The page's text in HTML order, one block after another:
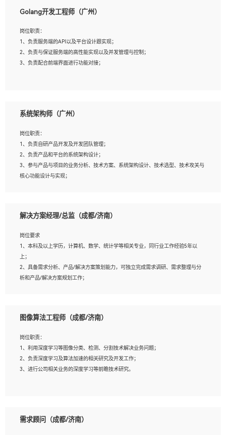
2、熟悉PostgreSQL、redis、MongoDB、ElasticSearch等开源数据库运维管理，拥
3、熟悉Oracle、MySQL、SQLServer中一种或多种优先。
4、熟悉Hadoop、HBASE、Spark等大数据平台优先。
5、熟悉linux或任意一种unix操作系统，如有较强操作系统侧工作经验者优先。
6、具备丰富的项目实施经验，较强的自我学习能力。
Golang开发工程师（广州）
岗位职责：
1、负责服务端的API以及平台设计跟实现；
2、负责与保证服务端的高性能实现以及并发管理与控制；
3、负责配合前端界面进行功能对接；
2、1年以上Golang开发工作经验，能独立完成相应项目开发；
与实现，熟悉常用开源框架及设计模式；
4、熟悉Golang、连接池、消息队列等组件使用、熟悉后端开发、测试、调试流程跟
工具使用；
5、对技术有激情，喜欢钻研，能快速接受和掌握新技术，学习能力和工作责任心
强，良好的沟通表达能力和团队协作能力。
系统架构师（广州）
岗位职责：
1、负责自研产品开发及开发团队管理；
2、负责产品和平台的系统架构设计；
3、参与产品与项目的业务分析、技术方案、系统架构设计、技术选型、技术攻关与
核心功能设计与实现；
岗位要求：
1、全日制统招本科及以上学历，计算机相关专业毕业，5年以上开发工作经验；
2、具有扎实的java编程功底和良好的编码习惯，有分布式、多线程及高并发系统开
发经验和性能调优经验尤佳；熟悉JVM调优；掌握基础中间件、基础架构方案和云
平台、云产品功能特性，熟练使用相关平台的功能和了解其背后实现机制；
研发管理流程建设经验；
常用框架和技术Springboot、Shiro、springcloud等；熟悉Linux常用命令和了解常
用脚本语言，较丰富的线上系统运维经验，复杂问题排查思路清晰。
解决方案经理/总监（成都/济南）
岗位要求
1、本科及以上学历，计算机、数学、统计学等相关专业，同行业工作经验5年以
上；
2、具备需求分析、产品/解决方案策划能力，可独立完成需求调研、需求整理与分
析和产品/解决方案规划工作；
出相关的解决方案，包括视频分析、图像识别、NLP、OCR、机器学习等；
AI算法框架，对人脸识别、目标检测、图像识别、OCR、NLP等AI算法有深刻理
解。具有AI平台级产品/解决方案从业经验者优先。具有大数据技术背景者优先；
6、具备良好的客户意识与沟通能力，善于学习思考、创新与团队协作，认真负责、
执行力与抗压力强。
图像算法工程师（成都/济南）
岗位职责：
1、利用深度学习等图像分类、检测、分割技术解决业务问题；
2、负责深度学习及算法加速的相关研究及开发工作；
3、进行公司相关业务的深度学习等前瞻技术研究。
2、2年以上图像处理开发经验，熟悉python和spark开发；
需求顾问（成都/济南）